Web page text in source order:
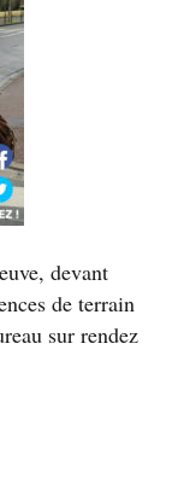
devant
de terrain
sur rendez